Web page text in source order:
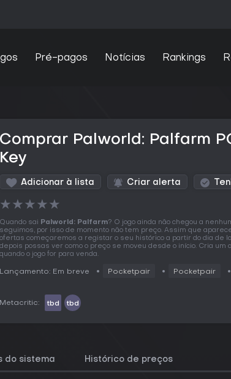
Pré-pagos Notícias Rankings
Comprar Palworld: Palfarm
Key
Adicionar à lista Criar alerta
★★★★★
Quando sai Palworld: Palfarm? O jogo ainda não chegou a
seguimos, por isso de momento não tem preço. Assim que
ofertas começaremos a registar o seu histórico a partir do dia de
depois possas ver como o preço se moveu desde o início. Cria um
quando o jogo for para venda.
Lançamento: Em breve Pocketpair Pocketpair
Metacritic: tbd tbd
do sistema Histórico de preços